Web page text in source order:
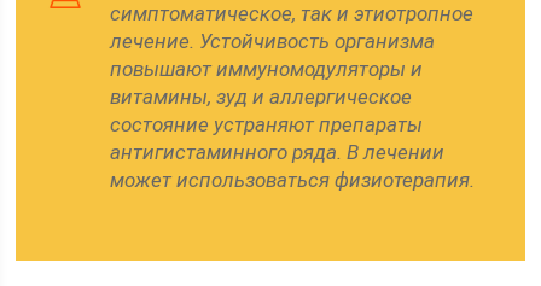
симптоматическое, так и этиотропное
лечение. Устойчивость организма
повышают иммуномодуляторы и
витамины, зуд и аллергическое
состояние устраняют препараты
антигистаминного ряда. В лечении
может использоваться физиотерапия.